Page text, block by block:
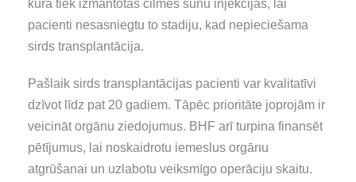
kurā tiek izmantotas cilmes šūnu injekcijas, lai
pacienti nesasniegtu to stadiju, kad nepieciešama
sirds transplantācija.
Pašlaik sirds transplantācijas pacienti var kvalitatīvi
dzīvot līdz pat 20 gadiem. Tāpēc prioritāte joprojām ir
veicināt orgānu ziedojumus. BHF arī turpina finansēt
pētījumus, lai noskaidrotu iemeslus orgānu
atgrūšanai un uzlabotu veiksmīgo operāciju skaitu.